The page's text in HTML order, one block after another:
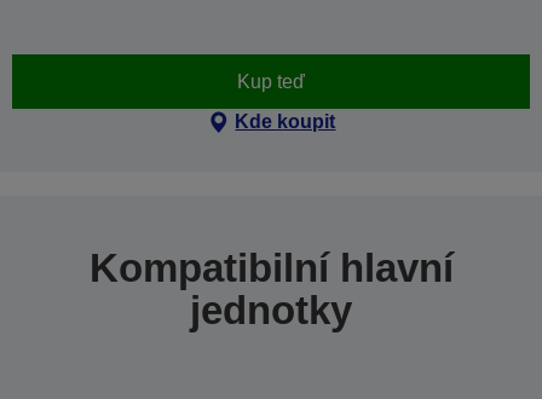
Kup teď
Kde koupit
Kompatibilní hlavní
jednotky